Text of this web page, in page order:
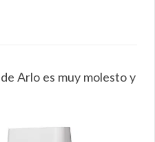
de Arlo es muy molesto y